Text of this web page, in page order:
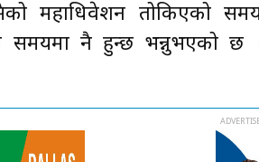
महाधिवेशन तोकिएको
नै हुन्छ भन्नुभएको छ ।